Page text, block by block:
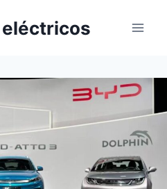
eléctricos